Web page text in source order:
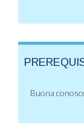
Buona